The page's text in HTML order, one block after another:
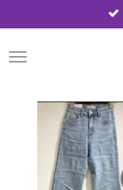
direct
naar
de